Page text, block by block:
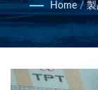
Home / 製